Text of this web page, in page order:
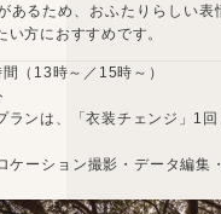
あるため、おふたりらしい表
い方におすすめです。
（13時～／15時～）
ンは、「衣装チェンジ」1回
ケーション撮影・データ編集